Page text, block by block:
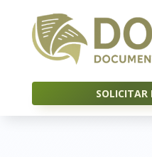
SOLICITAR